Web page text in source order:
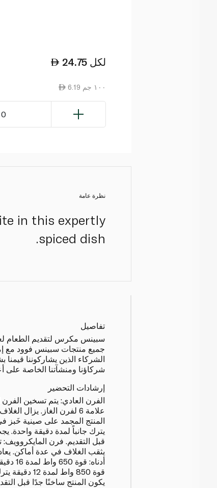
24.75 لكل
6.19 ١٠٠ جم
0
نظرة عامة
in this expertly
spiced dish.
تفاصيل
سبينس مكرس لتقديم الطعام
جميع منتجات سبينس فوود مع
الشركاء الذين يشاركوننا
شركاؤنا ومنشآتنا الخاصة على
إرشادات التحضير
علامة 6 لفرن الغاز. يزال
يترك جانباً لمدة دقيقة واحدة.
قبل التقديم. فرن المايكروويف:
يثقب الغلاف في عدة أماكن.
قوة 850 واط
يكون المنتج ساخنًا جدًا قبل